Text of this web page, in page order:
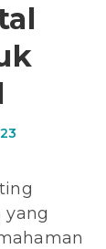
yang